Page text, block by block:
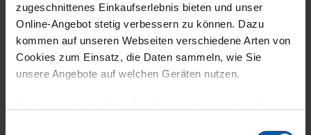
zugeschnittenes Einkaufserlebnis bieten und unser
Online-Angebot stetig verbessern zu können. Dazu
kommen auf unseren Webseiten verschiedene Arten von
Cookies zum Einsatz, die Daten sammeln, wie Sie
unsere Angebote auf welchen Geräten nutzen.
Technisch erforderliche Cookies sind eine notwendige
18.06.2026
5
leichte Jacke, tolle Verarbeitung